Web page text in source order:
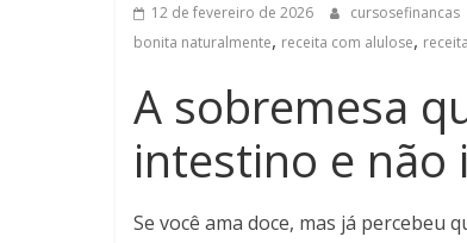
12 de fevereiro de 2026 cursosefinancas
bonita naturalmente, receita com alulose,
A sobremesa
intestino e não
Se você ama doce, mas já percebeu